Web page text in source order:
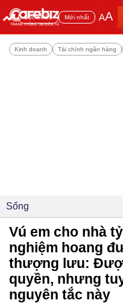
Đọc nhiều Mới nhất AA
Kinh doanh Tài chính ngân hàng
Sống
Vú em cho nhà
nghiệm hoang
thượng lưu:
quyền, nhưng
nguyên tắc này